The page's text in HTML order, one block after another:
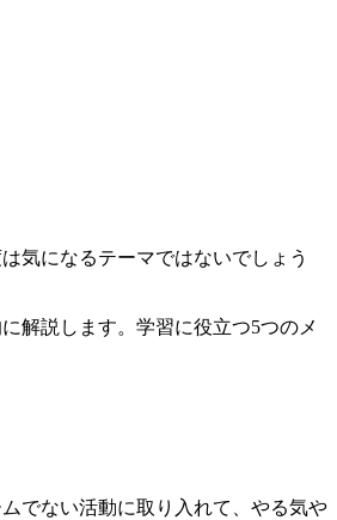
気になるテーマではないでしょう
解説します。学習に役立つ5つのメ
でない活動に取り入れて、やる気や